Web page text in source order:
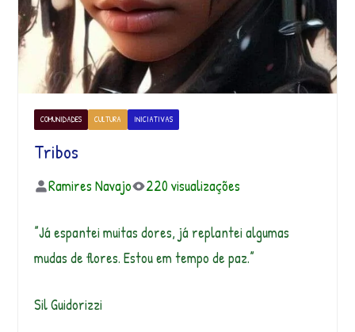
COMUNIDADES CULTURA INICIATIVAS
Tribos
Ramires Navajo 220 visualizações
”Já espantei muitas dores, já replantei algumas
mudas de flores. Estou em tempo de paz.”
Sil Guidorizzi